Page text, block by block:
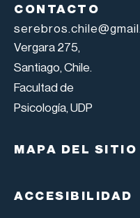
CONTACTO
Vergara 275,
Santiago, Chile.
Facultad de
Psicología, UDP
MAPA DEL SITIO
ACCESIBILIDAD